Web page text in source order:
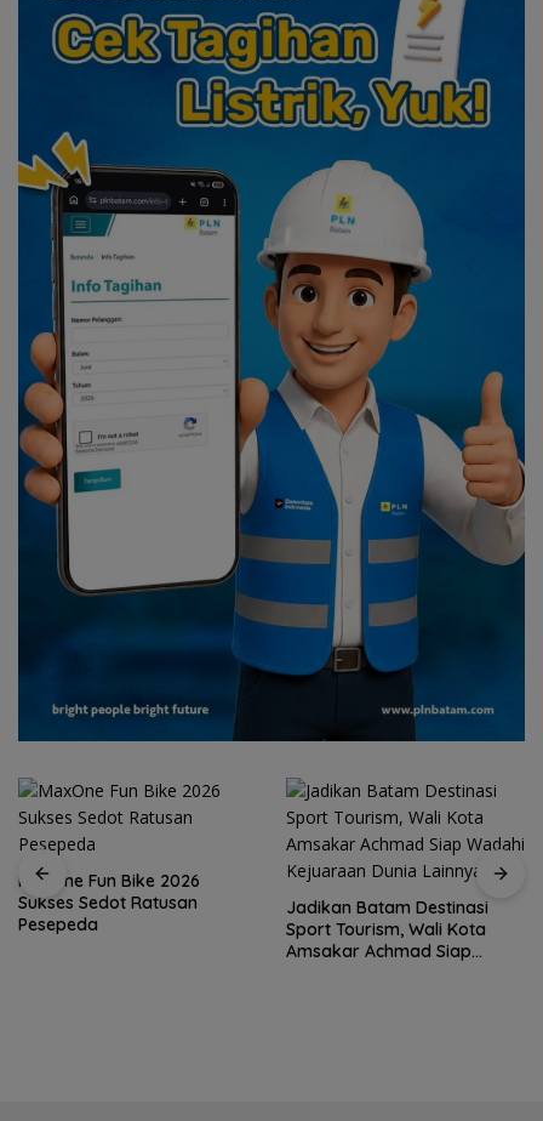
MaxOne Fun Bike 2026
Sukses Sedot Ratusan
Pesepeda
Jadikan Batam Destinasi
Sport Tourism, Wali Kota
Amsakar Achmad Siap